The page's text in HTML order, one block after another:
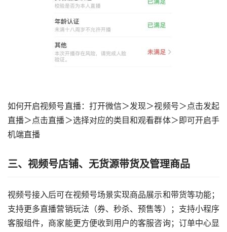
如何开启视频号直播：打开微信＞发现＞视频号＞点击发起
直播＞点击直播＞选择对应的类目和观看群体＞即可开启手
机端直播
三、 视频号店铺、无货源带货及管理商品
视频号接入后可在视频号场景实现商品展示和带货等功能；
支持更多直播营销玩法（券、秒杀、预售等）；支持小程序
客服组件，商家能更方便收到用户的客服咨询；订单中心显